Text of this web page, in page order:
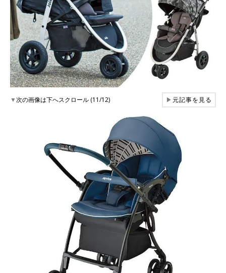
▼次の画像は下へスクロール (11/12) ▶元記事を見る